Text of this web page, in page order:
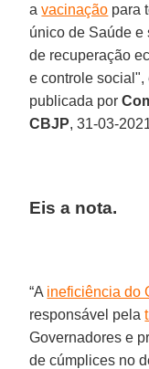
avacinação para
único de Saúde e
de recuperação
e controle social",
publicada por
CBJP, 31-03-
Eis a nota.
“A ineficiência do
responsável pela
Governadores e
de cúmplices no